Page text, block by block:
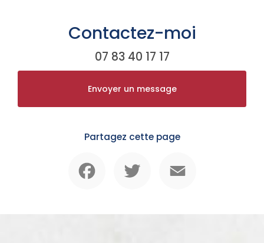
Contactez-moi
07 83 40 17 17
Envoyer un message
Partagez cette page